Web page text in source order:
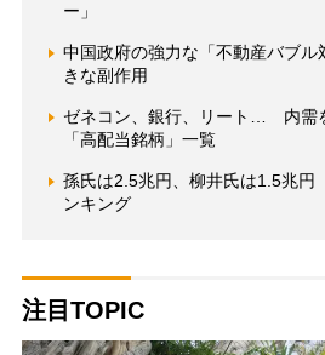
ー」
中国政府の強力な「不動産バブル
きな副作用
ゼネコン、銀行、リート… 内需
「高配当銘柄」一覧
孫氏は2.5兆円、柳井氏は1.5兆
ンキング
注目TOPIC